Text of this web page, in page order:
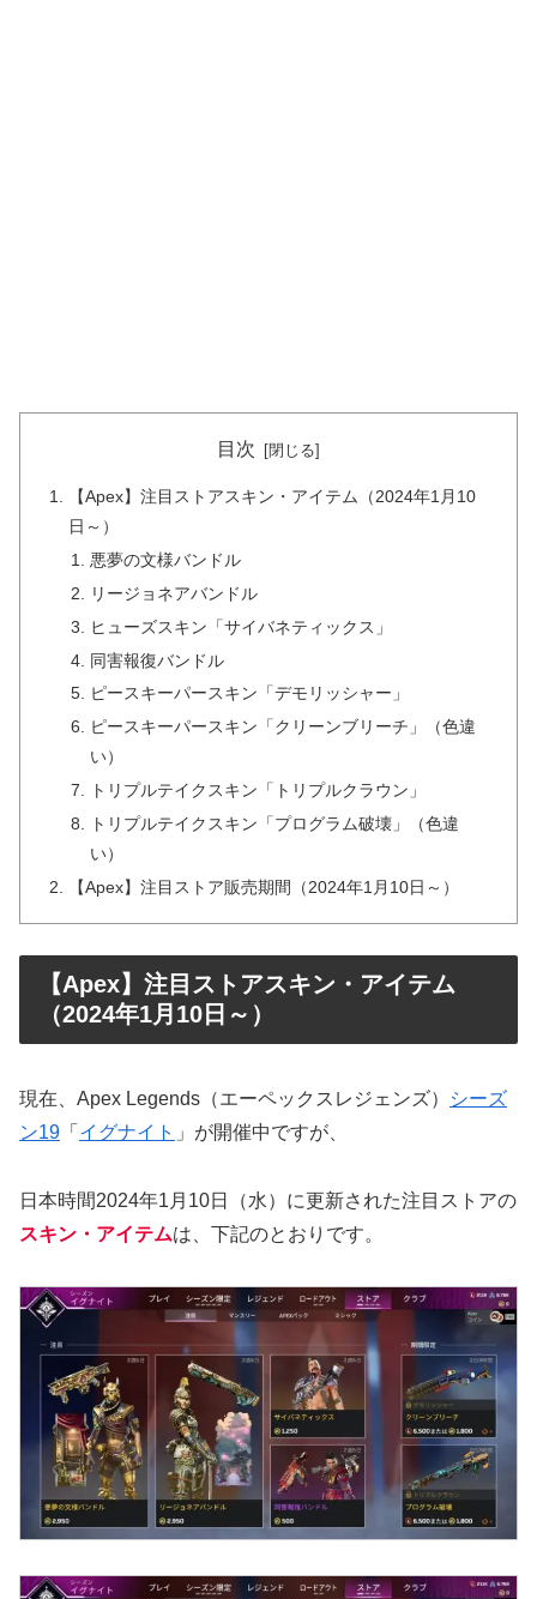
目次
【Apex】注目ストアスキン・アイテム（2024年1月10
日～）
悪夢の文様バンドル
リージョネアバンドル
ヒューズスキン「サイバネティックス」
同害報復バンドル
ピースキーパースキン「デモリッシャー」
ピースキーパースキン「クリーンブリーチ」（色違
い）
トリプルテイクスキン「トリプルクラウン」
トリプルテイクスキン「プログラム破壊」（色違
い）
【Apex】注目ストア販売期間（2024年1月10日～）
【Apex】注目ストアスキン・アイテム
（2024年1月10日～）
現在、Apex Legends（エーペックスレジェンズ）
シーズ
ン19 「 イグナイト 」が開催中ですが、
日本時間2024年1月10日（水）に更新された注目ストアの
スキン・アイテムは、下記のとおりです。